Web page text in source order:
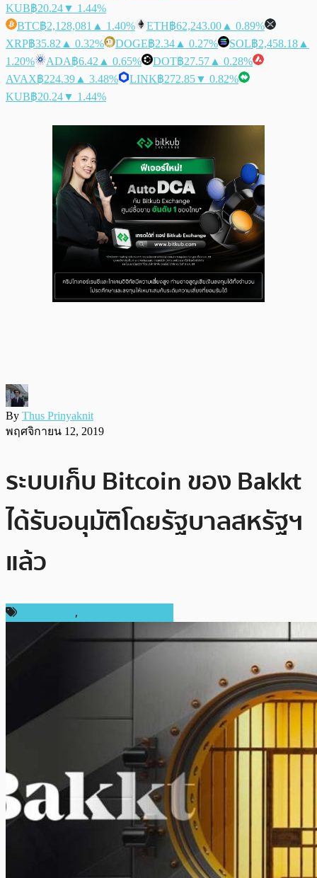
KUB฿20.24▼ 1.44%
BTC฿2,128,081 ▲ 1.40% ETH฿62,243.00 ▲ 0.89%
XRP฿35.82 ▲ 0.32% DOGE฿2.34 ▲ 0.27% SOL฿2,458.18 ▲
1.20%
ADA฿6.42 ▲ 0.65% DOT฿27.57 ▲ 0.28%
AVAX฿224.39 ▲ 3.48% LINK฿272.85▼ 0.82%
KUB฿20.24▼ 1.44%
By Thus Prinyaknit
พฤศจิกายน 12, 2019
ระบบเก็บ Bitcoin ของ Bakkt
ได้รับอนุมัติโดยรัฐบาลสหรัฐฯ
แล้ว
,